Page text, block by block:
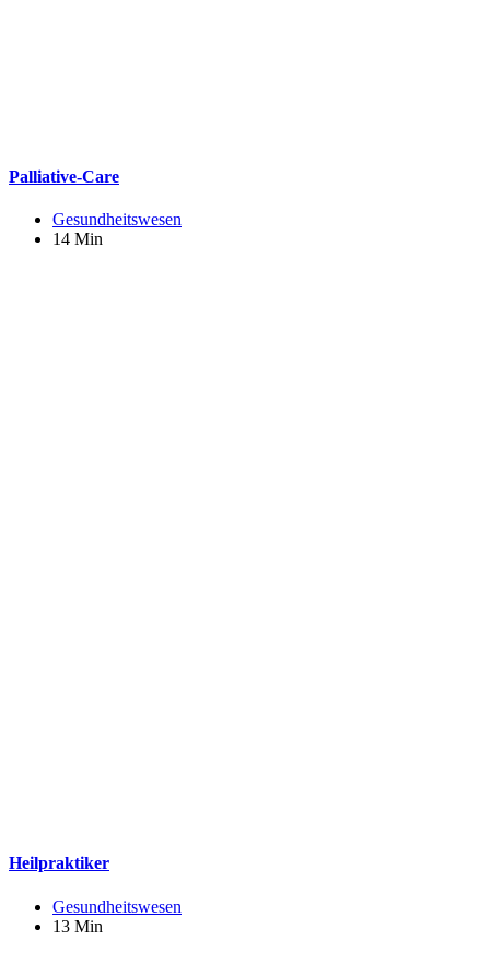
Palliative-Care
Gesundheitswesen
14 Min
Heilpraktiker
Gesundheitswesen
13 Min